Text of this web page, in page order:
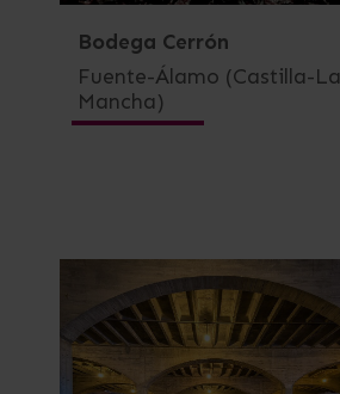
Bodega Cerrón
Fuente-Álamo (Castilla-La
Mancha)